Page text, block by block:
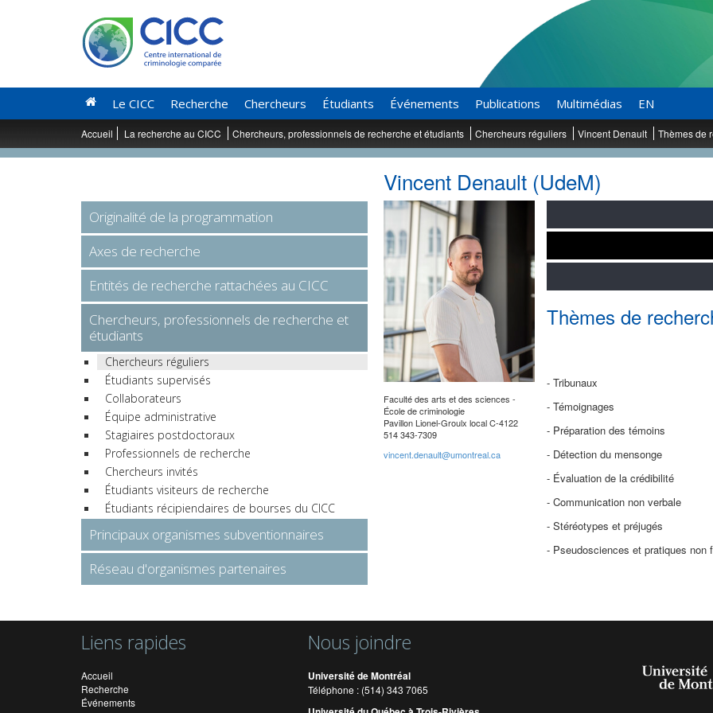
Le CICC Recherche Chercheurs Étudiants Événements Publications Multimédias EN
Accueil La recherche au CICC Chercheurs, professionnels de recherche et étudiants Chercheurs réguliers Vincent Denault Thèmes de
Vincent Denault (UdeM)
Faculté des arts et des sciences -
École de criminologie
Pavillon Lionel-Groulx local C-4122
514 343-7309
vincent.denault@umontreal.ca
Thèmes de
- Tribunaux
- Témoignages
- Préparation des témoins
- Détection du mensonge
- Évaluation de la crédibilité
- Communication non verbale
- Stéréotypes et préjugés
- Pseudosciences et pratiques non
Originalité de la programmation
Axes de recherche
Entités de recherche rattachées au CICC
Chercheurs, professionnels de recherche et
étudiants
Chercheurs réguliers
Étudiants supervisés
Collaborateurs
Équipe administrative
Stagiaires postdoctoraux
Professionnels de recherche
Chercheurs invités
Étudiants visiteurs de recherche
Étudiants récipiendaires de bourses du CICC
Principaux organismes subventionnaires
Réseau d'organismes partenaires
Liens rapides
Accueil
Recherche
Événements
Nous joindre
Université de Montréal
Téléphone : (514) 343 7065